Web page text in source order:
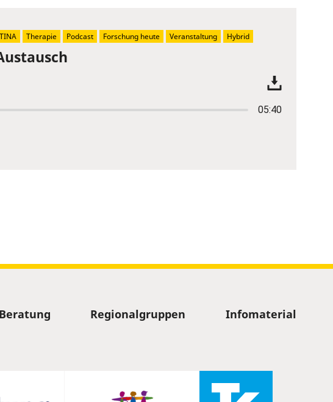
05:40
Therapie Podcast Forschung heute Veranstaltung Hybrid
Beratung Regionalgruppen Infomaterial